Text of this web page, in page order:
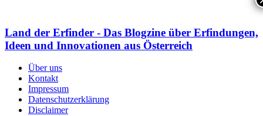
Land der Erfinder - Das Blogzine über Erfindungen,
Ideen und Innovationen aus Österreich
Über uns
Kontakt
Impressum
Datenschutzerklärung
Disclaimer